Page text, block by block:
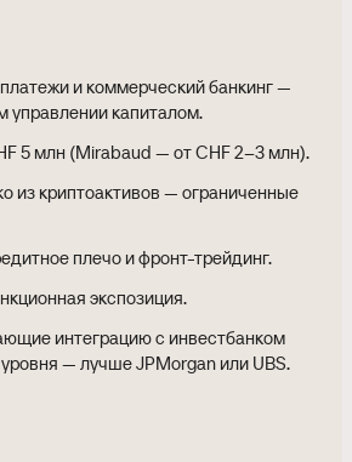
и коммерческий банкинг —
управлении капиталом.
5 млн (Mirabaud — от CHF 2–3 млн).
из криптоактивов — ограниченные
плечо и фронт-трейдинг.
экспозиция.
интеграцию с инвестбанком
— лучше JPMorgan или UBS.